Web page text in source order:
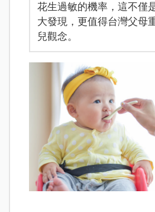
花生過敏的機率，這不僅
大發現，更值得台灣父母
兒觀念。